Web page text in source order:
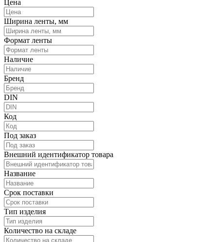
Цена
Ширина ленты, мм
Формат ленты
Наличие
Бренд
DIN
Код
Под заказ
Внешний идентификатор товара
Название
Срок поставки
Тип изделия
Количество на складе